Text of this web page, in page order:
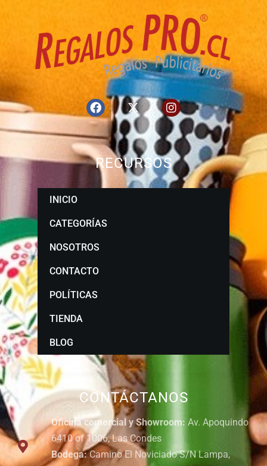
CONTÁCTANOS
Oficina comercial y Showroom: Av. Apoquindo
6410 of 1006, Las Condes
Bodega:Camino El Noviciado S/N Lampa,
RECURSOS
INICIO
CATEGORÍAS
NOSOTROS
CONTACTO
POLÍTICAS
TIENDA
BLOG